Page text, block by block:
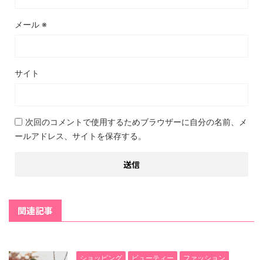
メール ※
サイト
次回のコメントで使用するためブラウザーに自分の名前、メ
ールアドレス、サイトを保存する。
関連記事
ショッピング ビューティー ファッション